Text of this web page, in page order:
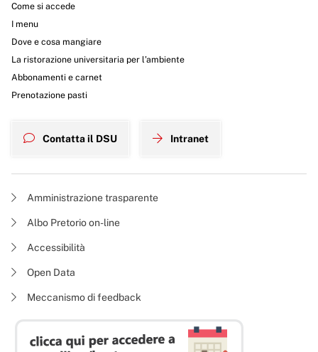
Come si accede
I menu
Dove e cosa mangiare
La ristorazione universitaria per l’ambiente
Abbonamenti e carnet
Prenotazione pasti
Contatta il DSU Intranet
Amministrazione trasparente
Albo Pretorio on-line
Accessibilità
Open Data
Meccanismo di feedback